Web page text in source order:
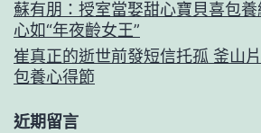
蘇有朋：授室當娶甜心寶貝喜包
心如“年夜齡女王”
崔真正的逝世前發短信托孤 釜山
包養心得節
近期留言